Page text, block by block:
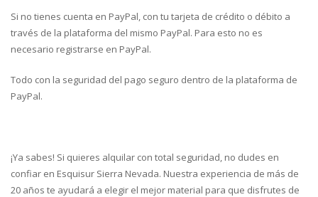
Si no tienes cuenta en PayPal, con tu tarjeta de crédito o débito a
través de la plataforma del mismo PayPal. Para esto no es
necesario registrarse en PayPal.
Todo con la seguridad del pago seguro dentro de la plataforma de
PayPal.
¡Ya sabes! Si quieres alquilar con total seguridad, no dudes en
confiar en Esquisur Sierra Nevada. Nuestra experiencia de más de
20 años te ayudará a elegir el mejor material para que disfrutes de